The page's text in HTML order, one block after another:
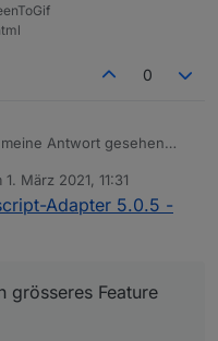
0
Antwort gesehen
ein grösseres Feature und
1. März 2021, 11:31
von
Adapter 5.0.5 -
grösseres Feature